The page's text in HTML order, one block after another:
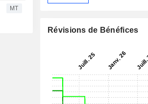
MT
Révisions de Bénéfices